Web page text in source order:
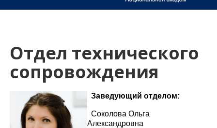
Отдел технического
сопровождения
Заведующий отделом:
Соколова Ольга
Александровна